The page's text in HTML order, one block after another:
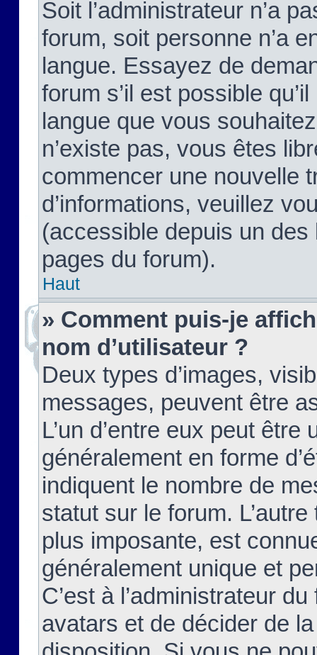
Soit l’administrateur n’a
forum, soit personne n’a
langue. Essayez de
forum s’il est possible
langue que vous
n’existe pas, vous êtes
commencer une nouvelle
d’informations, veuillez
(accessible depuis un
pages du forum).
Haut
» Comment puis-je
nom d’utilisateur ?
Deux types d’images,
messages, peuvent être
L’un d’entre eux peut
généralement en forme
indiquent le nombre de
statut sur le forum.
plus imposante, est
généralement unique et
C’est à l’administrateur
avatars et de décider de